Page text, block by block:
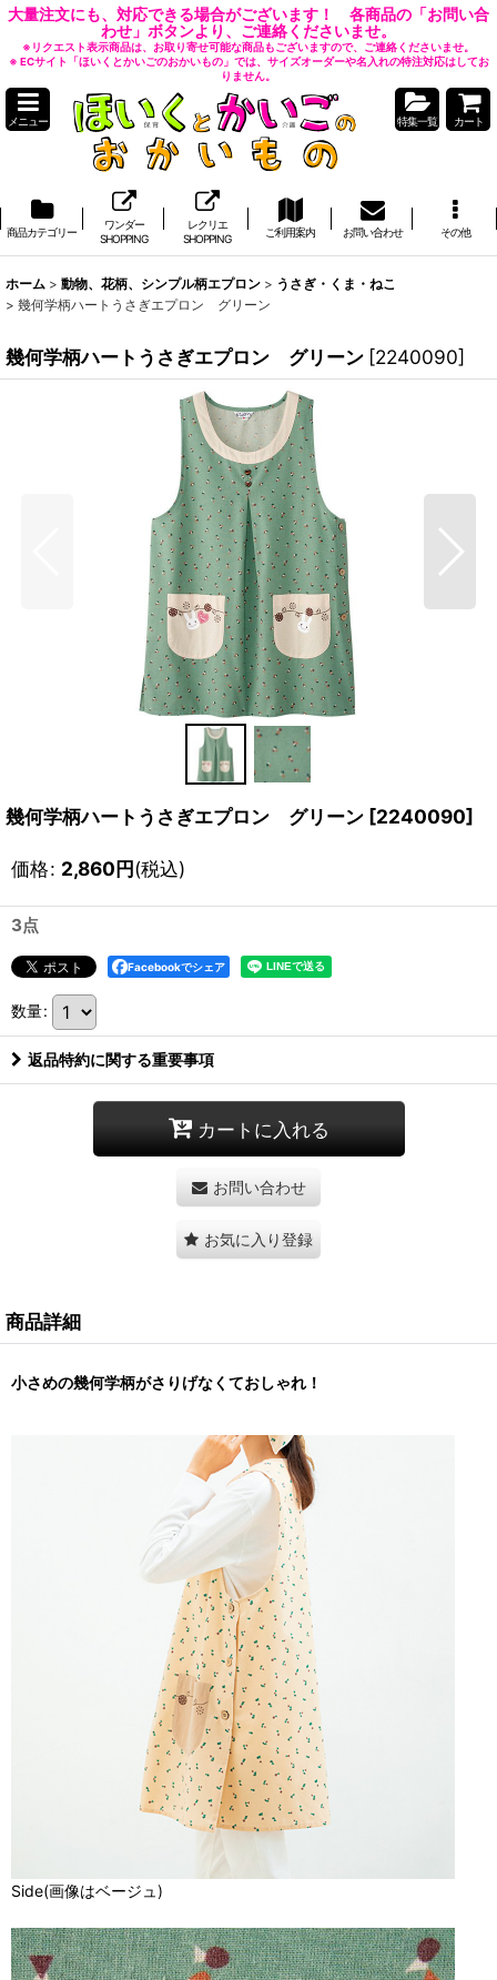
大量注文にも、対応できる場合がございます！ 各商品の「お問い合
わせ」ボタンより、ご連絡くださいませ。
※リクエスト表示商品は、お取り寄せ可能な商品もございますので、ご連絡くださいませ。
※ ECサイト「ほいくとかいごのおかいもの」では、サイズオーダーや名入れの特注対応はしてお
りません。
メニュー 特集一覧 カート
商品カテゴリー
ワンダー
SHOPPING
レクリエ
SHOPPING
ご利用案内 お問い合わせ その他
ホーム > 動物、花柄、シンプル柄エプロン > うさぎ・くま・ねこ
> 幾何学柄ハートうさぎエプロン グリーン
幾何学柄ハートうさぎエプロン グリーン [2240090]
幾何学柄ハートうさぎエプロン グリーン [2240090]
価格: 2,860円(税込)
3点
Facebookでシェア
数量:
返品特約に関する重要事項
カートに入れる
お問い合わせ
お気に入り登録
商品詳細
小さめの幾何学柄がさりげなくておしゃれ！
Side(画像はベージュ)